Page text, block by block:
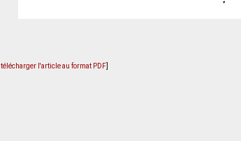
télécharger l'article au format PDF